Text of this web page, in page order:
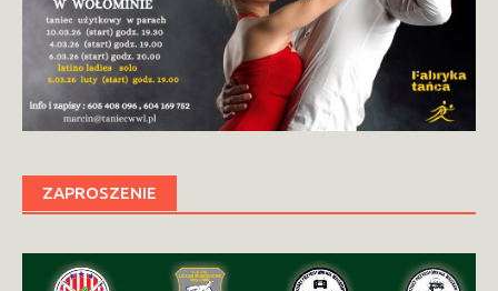
ZAPROSZENIE